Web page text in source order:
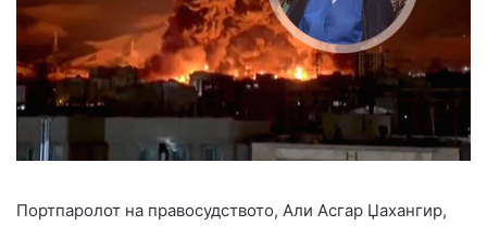
Портпаролот на правосудството, Али Асгар Џахангир,